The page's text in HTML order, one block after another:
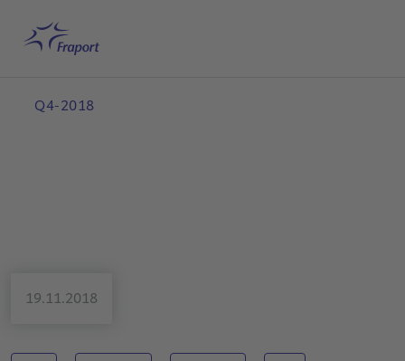
Startseite
Q4-2018
19.11.2018